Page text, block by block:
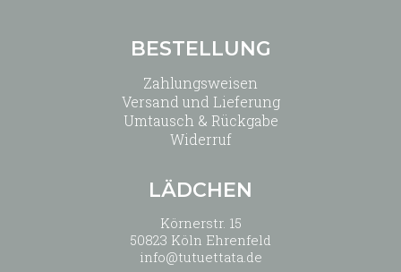
BESTELLUNG
Zahlungsweisen
Versand und Lieferung
Umtausch & Rückgabe
Widerruf
LÄDCHEN
Körnerstr. 15
50823 Köln Ehrenfeld
info@tutuettata.de